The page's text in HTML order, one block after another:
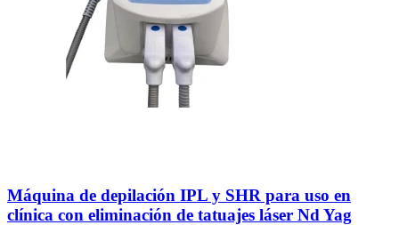
Máquina de depilación IPL y SHR para uso en
clínica con eliminación de tatuajes láser Nd Yag